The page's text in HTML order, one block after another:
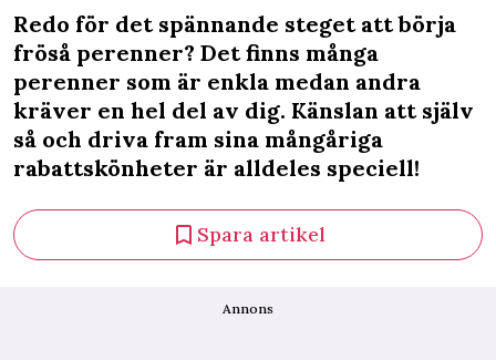
Redo för det spännande steget att börja
fröså perenner? Det finns många
perenner som är enkla medan andra
kräver en hel del av dig. Känslan att själv
så och driva fram sina mångåriga
rabattskönheter är alldeles speciell!
Spara artikel
Annons